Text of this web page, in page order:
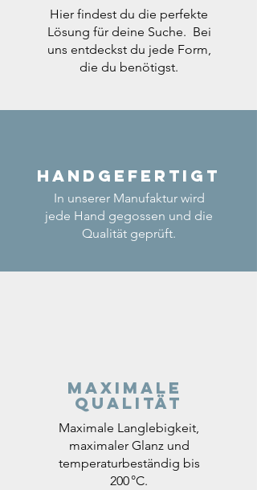
Hier findest du die perfekte
Lösung für deine Suche. Bei
uns entdeckst du jede Form,
die du benötigst.
Handgefertigt
In unserer Manufaktur wird
jede Hand gegossen und die
Qualität geprüft.
Maximale
Qualität
Maximale Langlebigkeit,
maximaler Glanz und
temperaturbeständig bis
200 °C.